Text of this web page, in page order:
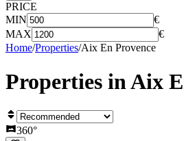
PRICE
MIN
€
MAX
€
Home/Properties/Aix En Provence
Properties inAix
360°